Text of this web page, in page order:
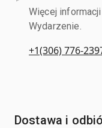
Więcej
Wydarzenie.
+1(306) 776-
Dostawa i